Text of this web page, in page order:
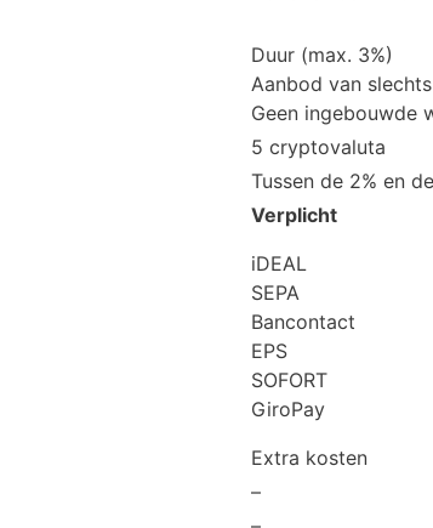
Duur (max. 3%)
Aanbod van
Geen ingebouwde
5 cryptovaluta
Tussen de 2% en
Verplicht
iDEAL
SEPA
Bancontact
EPS
SOFORT
GiroPay
Extra kosten
–